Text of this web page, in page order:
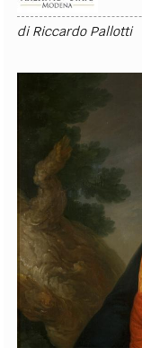
diRiccardo Pallotti